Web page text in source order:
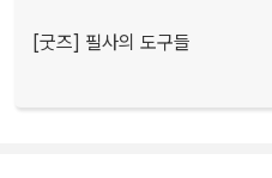
[굿즈] 필사의 도구들